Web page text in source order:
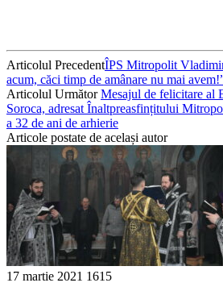
Articolul PrecedentÎPS Mitropolit
acum, căci timp de amânare nu mai
Articolul UrmătorMesajul de felicitare al
Soroca, adresat Înaltpreasfințitului
a 32 de ani de arhierie
Articole postate de același autor
17 martie 2021 1615